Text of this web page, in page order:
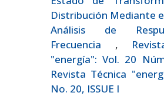
Distribución Mediante
Análisis de
Frecuencia ,
"energía": Vol. 20
Revista Técnica
No. 20, ISSUE I